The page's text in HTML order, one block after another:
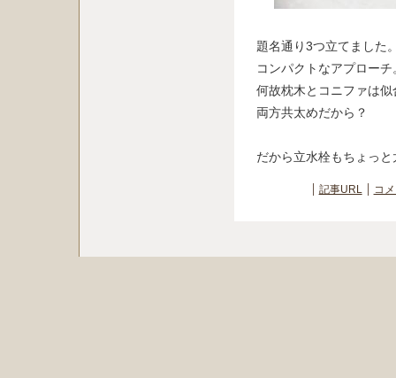
題名通り3つ立てました
コンパクトなアプローチ
何故枕木とコニファは似
両方共太めだから？
だから立水栓もちょっ
記事URL コ